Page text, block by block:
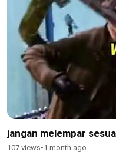
jangan melempar
107 views•1 month ago